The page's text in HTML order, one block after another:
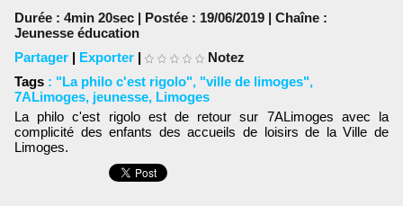
Durée : 4min 20sec | Postée : 19/06/2019 | Chaîne :
Jeunesse éducation
Partager | Exporter |
Notez
Tags : "La philo c'est rigolo", "ville de limoges",
7ALimoges, jeunesse, Limoges
La philo c'est rigolo est de retour sur 7ALimoges avec la
complicité des enfants des accueils de loisirs de la Ville de
Limoges.